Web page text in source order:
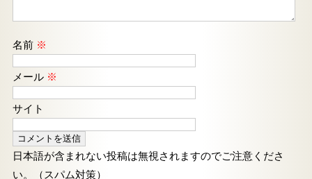
名前 ※
メール ※
サイト
日本語が含まれない投稿は無視されますのでご注意くださ
い。（スパム対策）